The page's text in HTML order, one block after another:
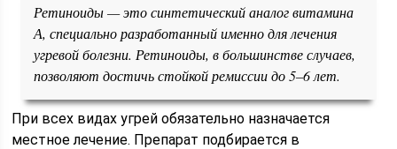
Ретиноиды — это синтетический аналог витамина
А, специально разработанный именно для лечения
угревой болезни. Ретиноиды, в большинстве случаев,
позволяют достичь стойкой ремиссии до 5–6 лет.
При всех видах угрей обязательно назначается
местное лечение. Препарат подбирается в